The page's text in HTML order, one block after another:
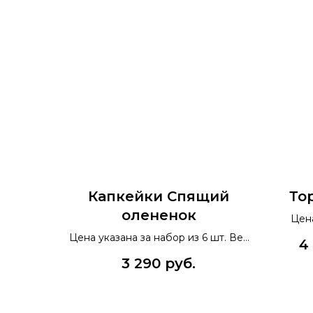
Капкейки Спящий
олененок
Цена указана за набор из 6 шт. Вес
3 290 руб.
4